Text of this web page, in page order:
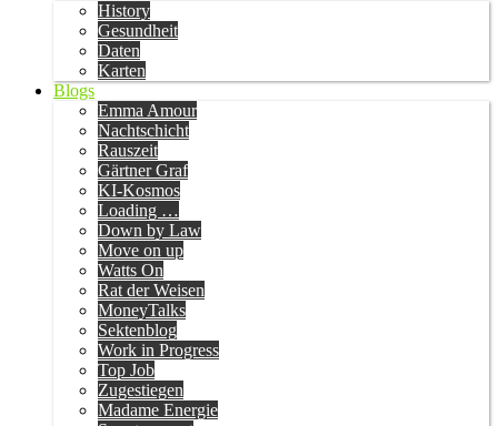
History
Gesundheit
Daten
Karten
Blogs
Emma Amour
Nachtschicht
Rauszeit
Gärtner Graf
KI-Kosmos
Loading …
Down by Law
Move on up
Watts On
Rat der Weisen
MoneyTalks
Sektenblog
Work in Progress
Top Job
Zugestiegen
Madame Energie